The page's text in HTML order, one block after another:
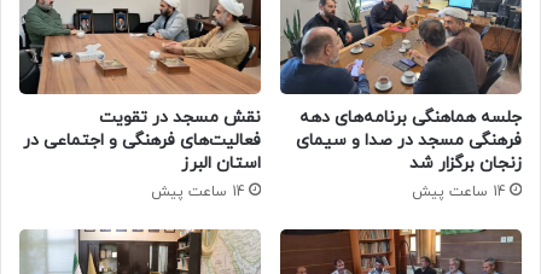
جلسه هماهنگی برنامه‌های دهه
فرهنگی مسجد در صدا و سیمای
زنجان برگزار شد
14 ساعت پیش
نقش مسجد در تقویت
فعالیت‌های فرهنگی و اجتماعی در
استان البرز
14 ساعت پیش